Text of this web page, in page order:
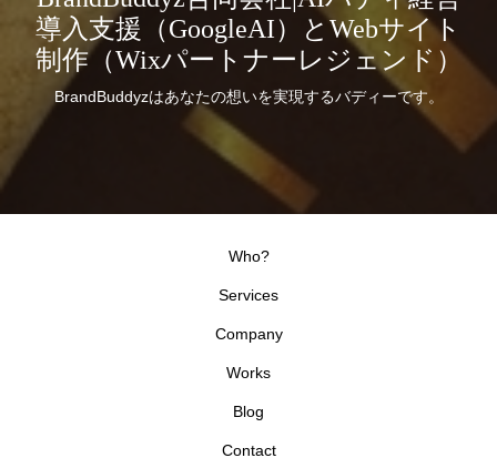
導入支援（GoogleAI）とWebサイト
制作（Wixパートナーレジェンド）
BrandBuddyzはあなたの想いを実現するバディーです。
Who?
Services
Company
Works
Blog
Contact